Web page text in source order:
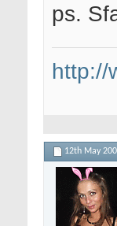
ps.
http://
12th May